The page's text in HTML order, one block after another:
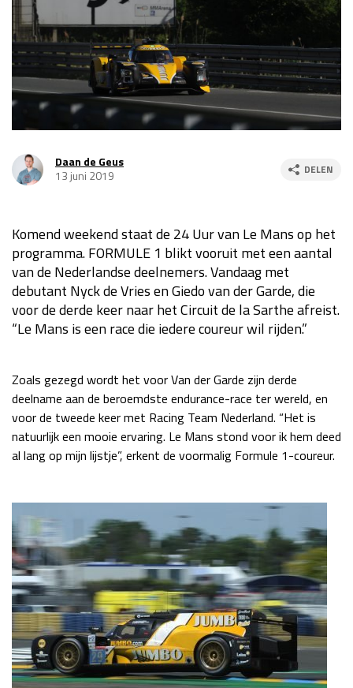
Race
za 13:00 - 15:00
GP VERENIGDE STATEN 2026 23 - 25 okt
Kwalificatie
Race
zo 21:00 - 23:00
GP MEXICO 2026 30 okt - 01 nov
Race
zo 21:00 - 23:00
GP SÃO PAULO 2026 06 - 08 nov
Race
zo 18:00 - 20:00
LAS VEGAS GRAND PRIX 2026 20 - 22 nov
Kwalificatie
za 05:00 - 06:00
Race
zo 05:00 - 07:00
GP QATAR 2026 27 - 29 nov
Kwalificatie
za 19:00 - 20:00
Race
zo 17:00 - 19:00
GP ABU DHABI 2026 04 - 06 dec
Kwalificatie
za 15:00 - 16:00
Daan de Geus
13 juni 2019
DELEN
Komend weekend staat de 24 Uur van Le Mans op het
programma. FORMULE 1 blikt vooruit met een aantal
van de Nederlandse deelnemers. Vandaag met
debutant Nyck de Vries en Giedo van der Garde, die
voor de derde keer naar het Circuit de la Sarthe afreist.
“Le Mans is een race die iedere coureur wil rijden.”
Zoals gezegd wordt het voor Van der Garde zijn derde
deelname aan de beroemdste endurance-race ter wereld, en
voor de tweede keer met Racing Team Nederland. “Het is
natuurlijk een mooie ervaring. Le Mans stond voor ik hem deed
al lang op mijn lijstje”, erkent de voormalig Formule 1-coureur.